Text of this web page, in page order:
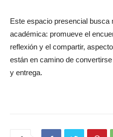
Este espacio presencial
académica: promueve el
reflexión y el compartir,
están en camino de
y entrega.